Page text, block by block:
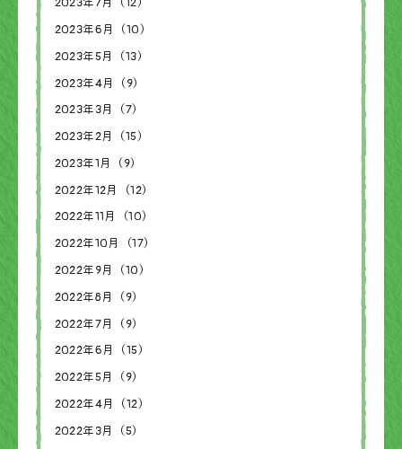
2023年7月（12）
2023年6月（10）
2023年5月（13）
2023年4月（9）
2023年3月（7）
2023年2月（15）
2023年1月（9）
2022年12月（12）
2022年11月（10）
2022年10月（17）
2022年9月（10）
2022年8月（9）
2022年7月（9）
2022年6月（15）
2022年5月（9）
2022年4月（12）
2022年3月（5）